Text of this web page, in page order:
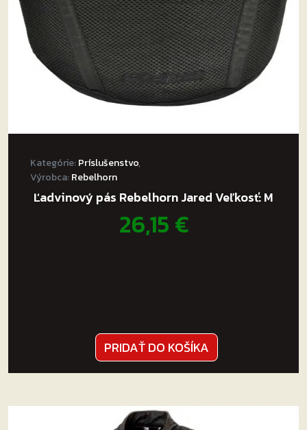
Kategórie:Príslušenstvo,
Výrobca:Rebelhorn
Ľadvinový pás Rebelhorn Jared Veľkosť: M
26,15€
PRIDAŤ DO KOŠÍKA